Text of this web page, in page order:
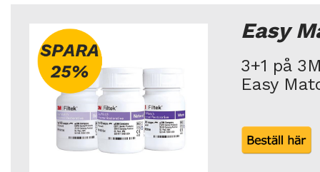
Easy
3+1 på
Easy